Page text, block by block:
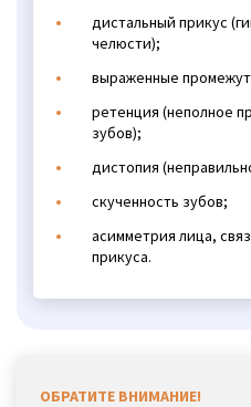
дистальный прикус
челюсти);
выраженные
ретенция (неполное
зубов);
дистопия
скученность зубов;
асимметрия лица,
прикуса.
ОБРАТИТЕ ВНИМАНИЕ!